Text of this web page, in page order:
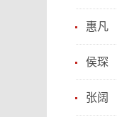
惠凡
侯琛
张阔